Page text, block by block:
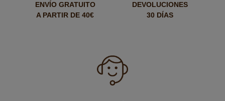
ENVÍO GRATUITO
A PARTIR DE 40€
DEVOLUCIONES
30 DÍAS